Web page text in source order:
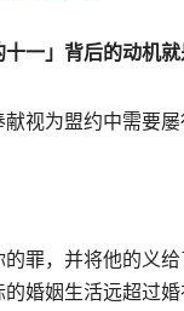
一」背后的动机
视为盟约中需要
罪，并将他的义
的婚姻生活远超过